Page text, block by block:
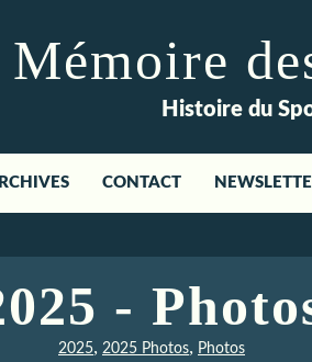
Mémoire
Histoire du
CONTACT
-
2025, 2025 Photos, Photos